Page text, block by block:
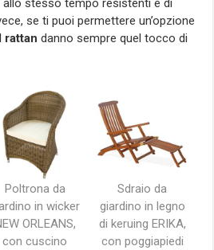
stesso tempo resistenti e di
se ti puoi permettere un’opzione
rattan danno sempre quel tocco di
Poltrona da
in wicker
ORLEANS,
con cuscino
Sdraio da
giardino in legno
di keruing ERIKA,
con poggiapiedi